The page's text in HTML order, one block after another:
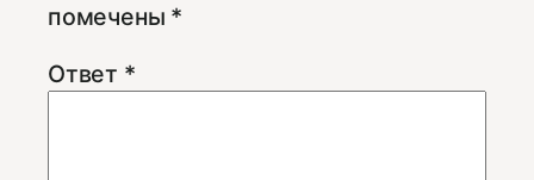
помечены *
Ответ *